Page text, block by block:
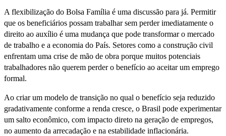
A flexibilização do Bolsa Família é uma discussão para já. Permitir
que os beneficiários possam trabalhar sem perder imediatamente o
direito ao auxílio é uma mudança que pode transformar o mercado
de trabalho e a economia do País. Setores como a construção civil
enfrentam uma crise de mão de obra porque muitos potenciais
trabalhadores não querem perder o benefício ao aceitar um emprego
formal.
Ao criar um modelo de transição no qual o benefício seja reduzido
gradativamente conforme a renda cresce, o Brasil pode experimentar
um salto econômico, com impacto direto na geração de empregos,
no aumento da arrecadação e na estabilidade inflacionária.